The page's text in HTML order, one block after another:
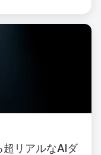
超リアルなAIダ